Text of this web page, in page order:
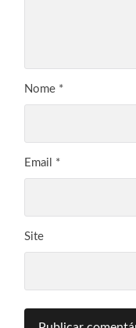
Nome *
Email *
Site